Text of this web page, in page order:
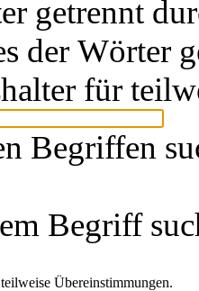
getrennt
der Wörter
für
Begriffen
Begriff
Übereinstimmungen.